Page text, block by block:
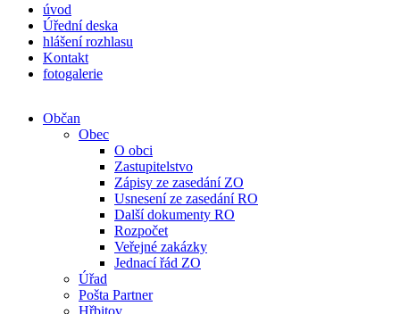
úvod
Úřední deska
hlášení rozhlasu
Kontakt
fotogalerie
Občan
Obec
O obci
Zastupitelstvo
Zápisy ze zasedání ZO
Usnesení ze zasedání RO
Další dokumenty RO
Rozpočet
Veřejné zakázky
Jednací řád ZO
Úřad
Pošta Partner
Hřbitov